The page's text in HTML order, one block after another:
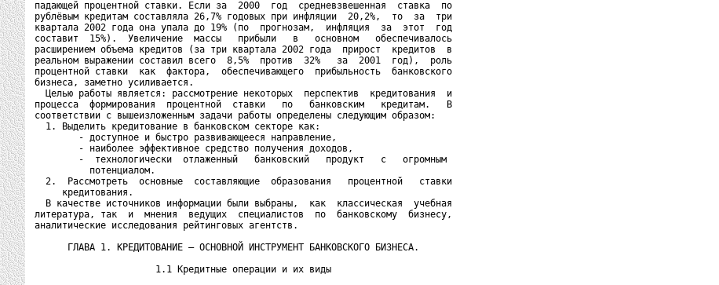
падающей процентной ставки. Если за  2000  год  средневзвешенная  ставка  по
рублёвым кредитам составляла 26,7% годовых при инфляции  20,2%,  то  за  три
квартала 2002 года она упала до 19% (по  прогнозам,  инфляция  за  этот  год
составит  15%).  Увеличение  массы   прибыли   в   основном   обеспечивалось
расширением объема кредитов (за три квартала 2002 года  прирост  кредитов  в
реальном выражении составил всего  8,5%  против  32%   за  2001  год),  роль
процентной ставки  как  фактора,  обеспечивающего  прибыльность  банковского
бизнеса, заметно усиливается.
  Целью работы является: рассмотрение некоторых  перспектив  кредитования  и
процесса  формирования  процентной  ставки   по   банковским   кредитам.   В
соответствии с вышеизложенным задачи работы определены следующим образом:
  1. Выделить кредитование в банковском секторе как:
        - доступное и быстро развивающееся направление,
        - наиболее эффективное средство получения доходов,
        -  технологически  отлаженный   банковский   продукт   с   огромным
          потенциалом.
  2.  Рассмотреть  основные  составляющие  образования   процентной   ставки
     кредитования.
  В качестве источников информации были выбраны,  как  классическая  учебная
литература, так  и  мнения  ведущих  специалистов  по  банковскому  бизнесу,
аналитические исследования рейтинговых агентств.
      ГЛАВА 1. КРЕДИТОВАНИЕ – ОСНОВНОЙ ИНСТРУМЕНТ БАНКОВСКОГО БИЗНЕСА.
                      1.1 Кредитные операции и их виды